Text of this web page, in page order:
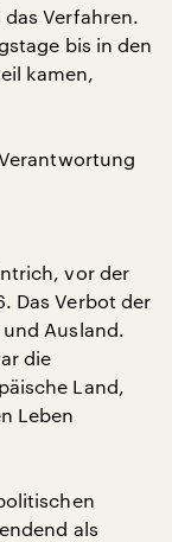
Verfahren.
bis in den
kamen,
vor der
Das Verbot der
Ausland.
die
Land,
Leben
als